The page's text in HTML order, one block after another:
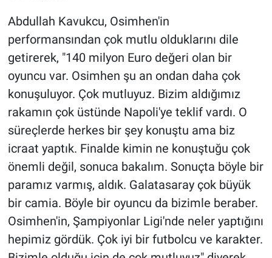
Abdullah Kavukcu, Osimhen'in
performansından çok mutlu olduklarını dile
getirerek, "140 milyon Euro değeri olan bir
oyuncu var. Osimhen şu an ondan daha çok
konuşuluyor. Çok mutluyuz. Bizim aldığımız
rakamın çok üstünde Napoli'ye teklif vardı. O
süreçlerde herkes bir şey konuştu ama biz
icraat yaptık. Finalde kimin ne konuştuğu çok
önemli değil, sonuca bakalım. Sonuçta böyle bir
paramız varmış, aldık. Galatasaray çok büyük
bir camia. Böyle bir oyuncu da bizimle beraber.
Osimhen'in, Şampiyonlar Ligi'nde neler yaptığını
hepimiz gördük. Çok iyi bir futbolcu ve karakter.